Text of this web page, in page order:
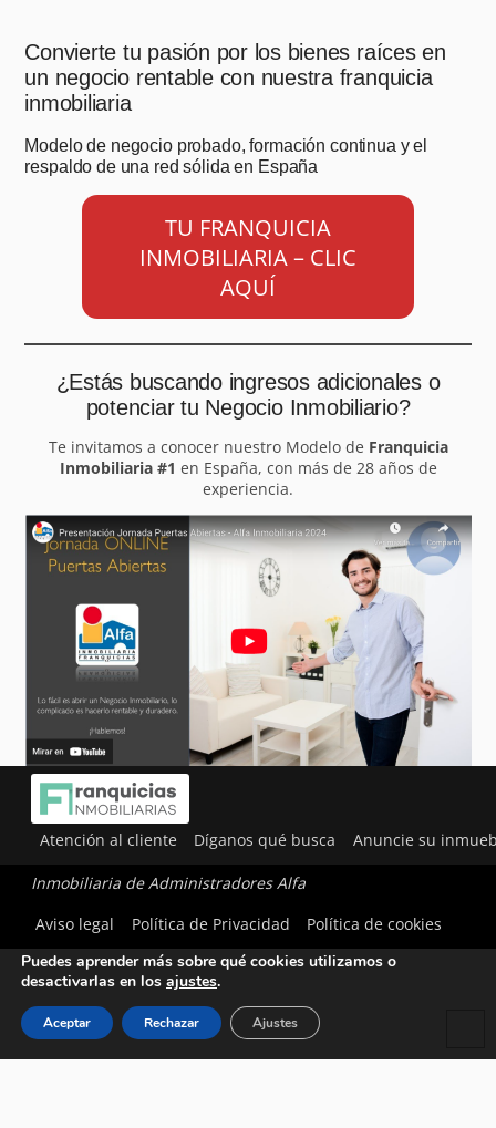
Convierte tu pasión por los bienes raíces en
un negocio rentable con nuestra franquicia
inmobiliaria
Modelo de negocio probado, formación continua y el
respaldo de una red sólida en España
TU FRANQUICIA
INMOBILIARIA – CLIC
AQUÍ
¿Estás buscando ingresos adicionales o
potenciar tu Negocio Inmobiliario?
Te invitamos a conocer nuestro Modelo de Franquicia
Inmobiliaria #1 en España, con más de 28 años de
experiencia.
Atención al cliente Díganos qué busca Anuncie su
Inmobiliaria de Administradores Alfa
Aviso legal
Política de Privacidad Política de cookies
Utilizamos cookies para ofrecerte la mejor experiencia en
Puedes aprender más sobre qué cookies utilizamos o
desactivarlas en los ajustes.
Aceptar Rechazar Ajustes